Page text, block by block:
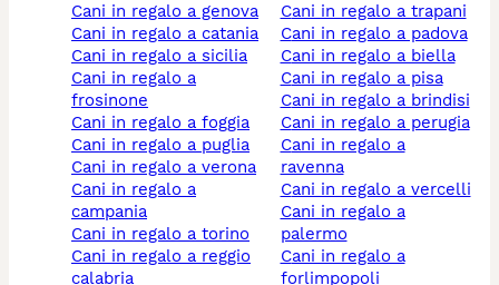
cani in regalo a genova
cani in regalo a catania
cani in regalo a sicilia
cani in regalo a
frosinone
cani in regalo a foggia
cani in regalo a puglia
cani in regalo a verona
cani in regalo a
campania
cani in regalo a torino
cani in regalo a reggio
calabria
cani in regalo a trapani
cani in regalo a padova
cani in regalo a biella
cani in regalo a pisa
cani in regalo a brindisi
cani in regalo a perugia
cani in regalo a
ravenna
cani in regalo a vercelli
cani in regalo a
palermo
cani in regalo a
forlimpopoli